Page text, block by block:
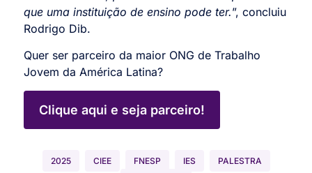
que uma instituição de ensino pode ter.”, concluiu
Rodrigo Dib.
Quer ser parceiro da maior ONG de Trabalho
Jovem da América Latina?
Clique aqui e seja parceiro!
2025 CIEE FNESP IES
PALESTRA